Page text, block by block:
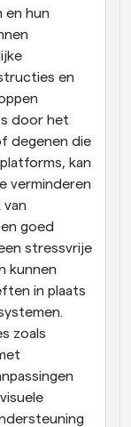
en hun
en
door het
degenen die
kan
verminderen
goed
stressvrije
kunnen
in plaats
zoals